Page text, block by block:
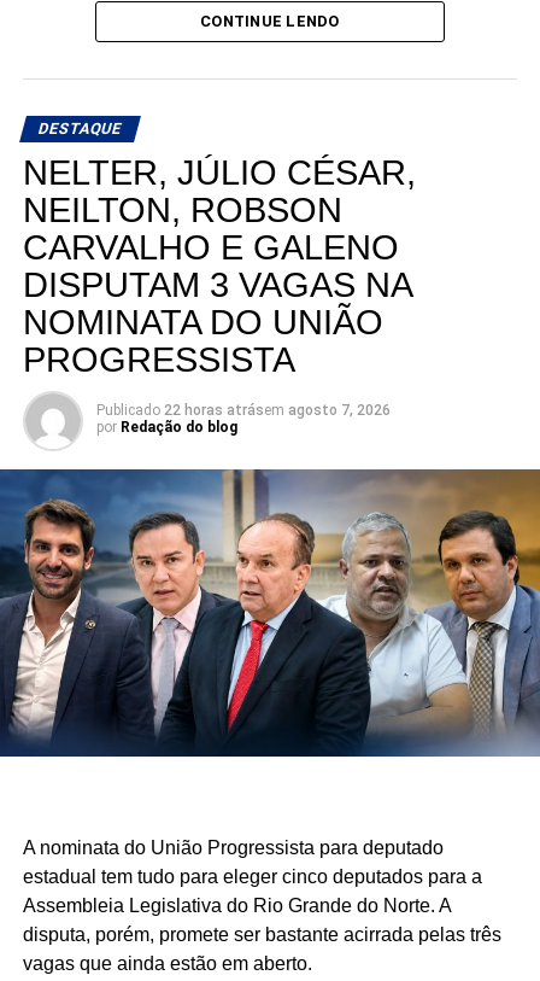
CONTINUE LENDO
DESTAQUE
NELTER, JÚLIO CÉSAR,
NEILTON, ROBSON
CARVALHO E GALENO
DISPUTAM 3 VAGAS NA
NOMINATA DO UNIÃO
PROGRESSISTA
Publicado 22 horas atrásem agosto 7, 2026
por Redação do blog
A nominata do União Progressista para deputado
estadual tem tudo para eleger cinco deputados para a
Assembleia Legislativa do Rio Grande do Norte. A
disputa, porém, promete ser bastante acirrada pelas três
vagas que ainda estão em aberto.